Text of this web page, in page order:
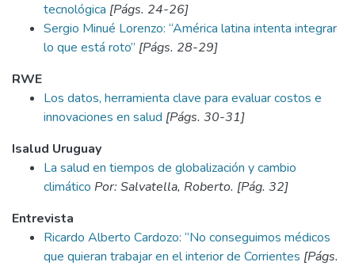
tecnológica [Págs. 24-26]
Sergio Minué Lorenzo: “América latina intenta integrar
lo que está roto” [Págs. 28-29]
RWE
Los datos, herramienta clave para evaluar costos e
innovaciones en salud [Págs. 30-31]
Isalud Uruguay
La salud en tiempos de globalización y cambio
climático Por: Salvatella, Roberto. [Pág. 32]
Entrevista
Ricardo Alberto Cardozo: “No conseguimos médicos
que quieran trabajar en el interior de Corrientes [Págs.